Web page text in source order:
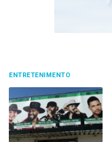
ENTRETENIMENTO